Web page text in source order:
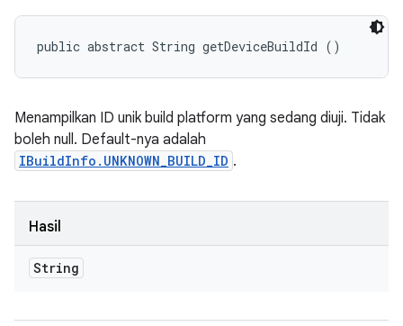
public abstract String getDeviceBuildId ()
Menampilkan ID unik build platform yang sedang diuji. Tidak
boleh null. Default-nya adalah
IBuildInfo.UNKNOWN_BUILD_ID .
Hasil
String